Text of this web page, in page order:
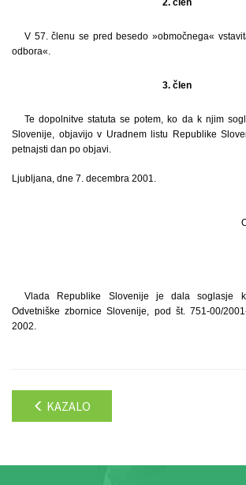
V 57. členu se pred besedo »območnega«
odbora«.
3. člen
Te dopolnitve statuta se potem, ko da k njim
Slovenije, objavijo v Uradnem listu Republike
petnajsti dan po objavi.
Ljubljana, dne 7. decembra 2001.
Vlada Republike Slovenije je dala soglasje k
Odvetniške zbornice Slovenije, pod št. 751-00/
2002.
KAZALO